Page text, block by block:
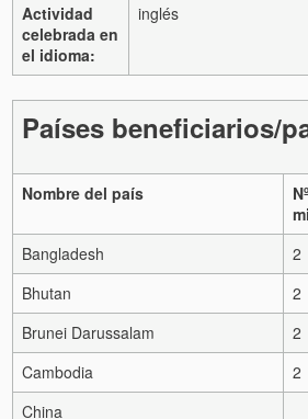
Actividad
celebrada en
el idioma:
inglés
Países beneficiarios/
Nombre del país
Bangladesh
2
Bhutan
2
Brunei Darussalam
2
Cambodia
2
China